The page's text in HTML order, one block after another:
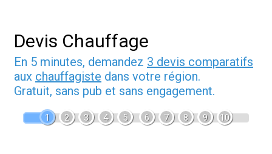
Devis Chauffage
En 5 minutes, demandez 3 devis comparatifs
aux chauffagiste dans votre région.
Gratuit, sans pub et sans engagement.
1 2 3 4 5 6 7 8 9 10